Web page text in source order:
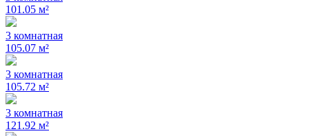
101.05 м²
3 комнатная
105.07 м²
3 комнатная
105.72 м²
3 комнатная
121.92 м²